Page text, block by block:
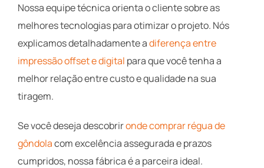
Nossa equipe técnica orienta o cliente sobre as
melhores tecnologias para otimizar o projeto. Nós
explicamos detalhadamente adiferença entre
impressão offset e digital para que você tenha a
melhor relação entre custo e qualidade na sua
tiragem.
Se você deseja descobrironde comprar régua de
gôndolacom excelência assegurada e prazos
cumpridos, nossa fábrica é a parceira ideal.